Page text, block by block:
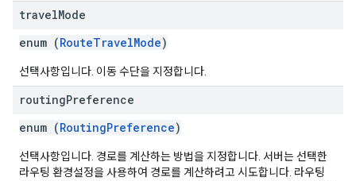
travelMode
enum (RouteTravelMode)
선택사항입니다. 이동 수단을 지정합니다.
routingPreference
enum (RoutingPreference)
선택사항입니다. 경로를 계산하는 방법을 지정합니다. 서버는 선택한
라우팅 환경설정을 사용하여 경로를 계산하려고 시도합니다. 라우팅